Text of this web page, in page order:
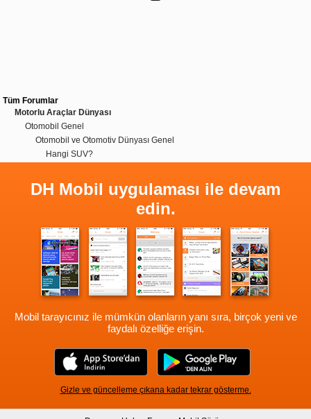
Tüm Forumlar
Motorlu Araçlar Dünyası
Otomobil Genel
Otomobil ve Otomotiv Dünyası Genel
Hangi SUV?
DH Mobil uygulaması ile devam
edin.
Mobil tarayıcınız ile mümkün olanların yanı sıra, birçok yeni ve
faydalı özelliğe erişin.
Gizle ve güncelleme çıkana kadar tekrar gösterme.